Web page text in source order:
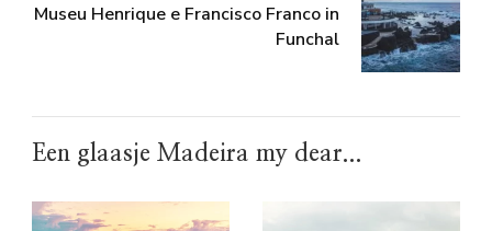
Museu Henrique e Francisco Franco in
Funchal
Een glaasje Madeira my dear...